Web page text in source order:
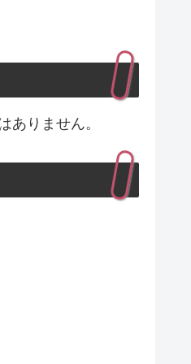
ありません。